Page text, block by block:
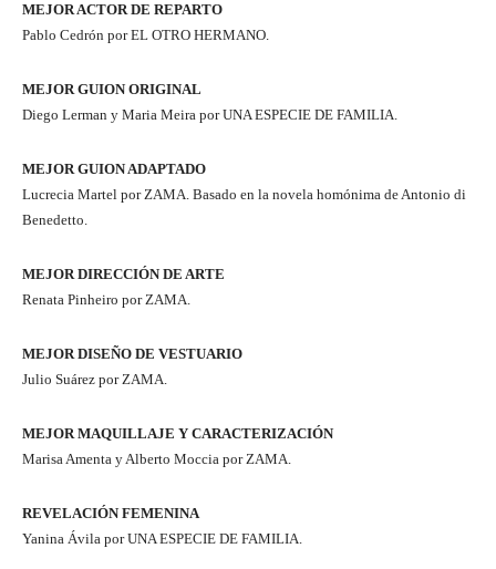
MEJOR ACTOR DE REPARTO
Pablo Cedrón por EL OTRO HERMANO.
MEJOR GUION ORIGINAL
Diego Lerman y Maria Meira por UNA ESPECIE DE FAMILIA.
MEJOR GUION ADAPTADO
Lucrecia Martel por ZAMA. Basado en la novela homónima de Antonio di
Benedetto.
MEJOR DIRECCIÓN DE ARTE
Renata Pinheiro por ZAMA.
MEJOR DISEÑO DE VESTUARIO
Julio Suárez por ZAMA.
MEJOR MAQUILLAJE Y CARACTERIZACIÓN
Marisa Amenta y Alberto Moccia por ZAMA.
REVELACIÓN FEMENINA
Yanina Ávila por UNA ESPECIE DE FAMILIA.